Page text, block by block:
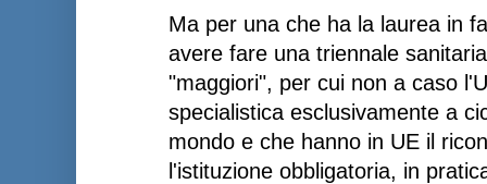
Ma per una che ha la laurea in
avere fare una triennale
"maggiori", per cui non a caso
specialistica esclusivamente a
mondo e che hanno in UE il
l'istituzione obbligatoria, in